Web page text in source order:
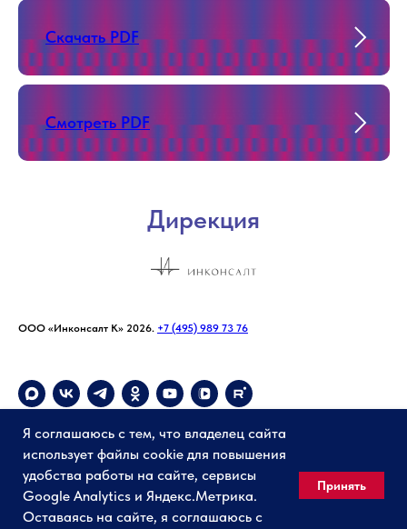
Скачать PDF
Смотреть PDF
Дирекция
Я соглашаюсь с тем, что владелец сайта
использует файлы cookie для повышения
удобства работы на сайте, сервисы
Google Analytics и Яндекс.Метрика.
Оставаясь на сайте, я соглашаюсь с
Принять
ООО «Инконсалт К» 2026. +7 (495) 989 73 76
Политика конфиденциальности
Публичная оферта
Способы оплаты
Карта сайта Фирменный стиль